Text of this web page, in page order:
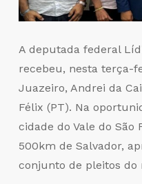
A deputada federal
recebeu, nesta terça-
Juazeiro, Andrei da
Félix (PT). Na
cidade do Vale do São
500km de Salvador,
conjunto de pleitos do